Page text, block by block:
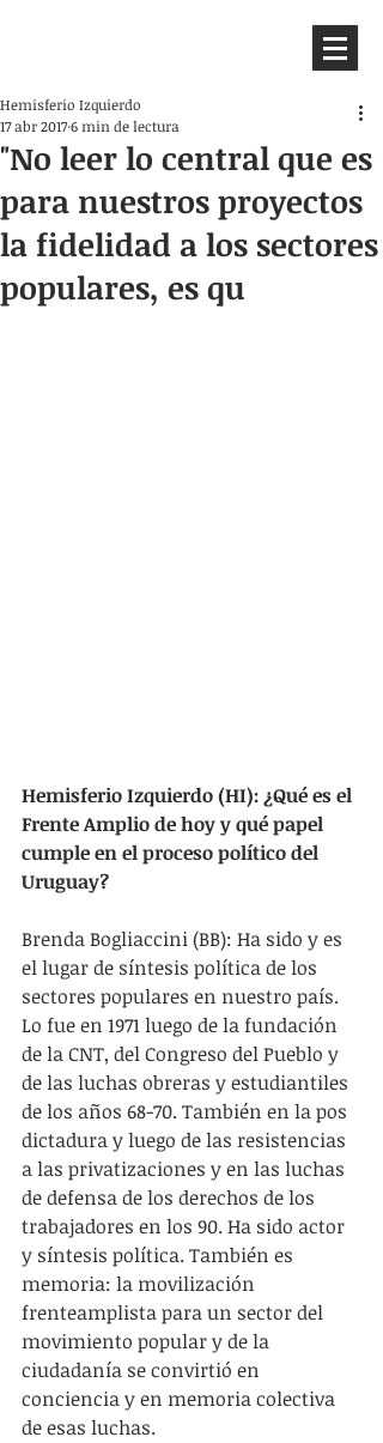
"No leer lo central que es
para nuestros proyectos
la fidelidad a los sectores
populares, es qu
Hemisferio Izquierdo
17 abr 20176 min de lectura
Hemisferio Izquierdo (HI): ¿Qué es el
Frente Amplio de hoy y qué papel
cumple en el proceso político del
Uruguay?
Brenda Bogliaccini (BB): Ha sido y es
el lugar de síntesis política de los
sectores populares en nuestro país.
Lo fue en 1971 luego de la fundación
de la CNT, del Congreso del Pueblo y
de las luchas obreras y estudiantiles
de los años 68-70. También en la pos
dictadura y luego de las resistencias
a las privatizaciones y en las luchas
de defensa de los derechos de los
trabajadores en los 90. Ha sido actor
y síntesis política. También es
memoria: la movilización
frenteamplista para un sector del
movimiento popular y de la
ciudadanía se convirtió en
conciencia y en memoria colectiva
de esas luchas.